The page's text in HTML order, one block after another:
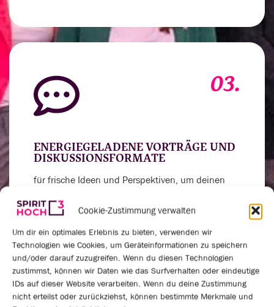
Cookie-Zustimmung verwalten
Um dir ein optimales Erlebnis zu bieten, verwenden wir
Technologien wie Cookies, um Geräteinformationen zu speichern
und/oder darauf zuzugreifen. Wenn du diesen Technologien
zustimmst, können wir Daten wie das Surfverhalten oder eindeutige
IDs auf dieser Website verarbeiten. Wenn du deine Zustimmung
nicht erteilst oder zurückziehst, können bestimmte Merkmale und
03.
ENERGIEGELADENE VORTRÄGE UND
DISKUSSIONSFORMATE
für frische Ideen und Perspektiven, um deinen
04.